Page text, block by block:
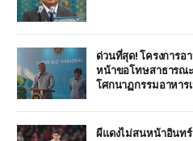
ด่วนที่สุด! โครงการอ
หน้าขอโทษสาธารณะ
โศกนาฏกรรมอาหาร
ผีแดงไม่สนหน้าอินท